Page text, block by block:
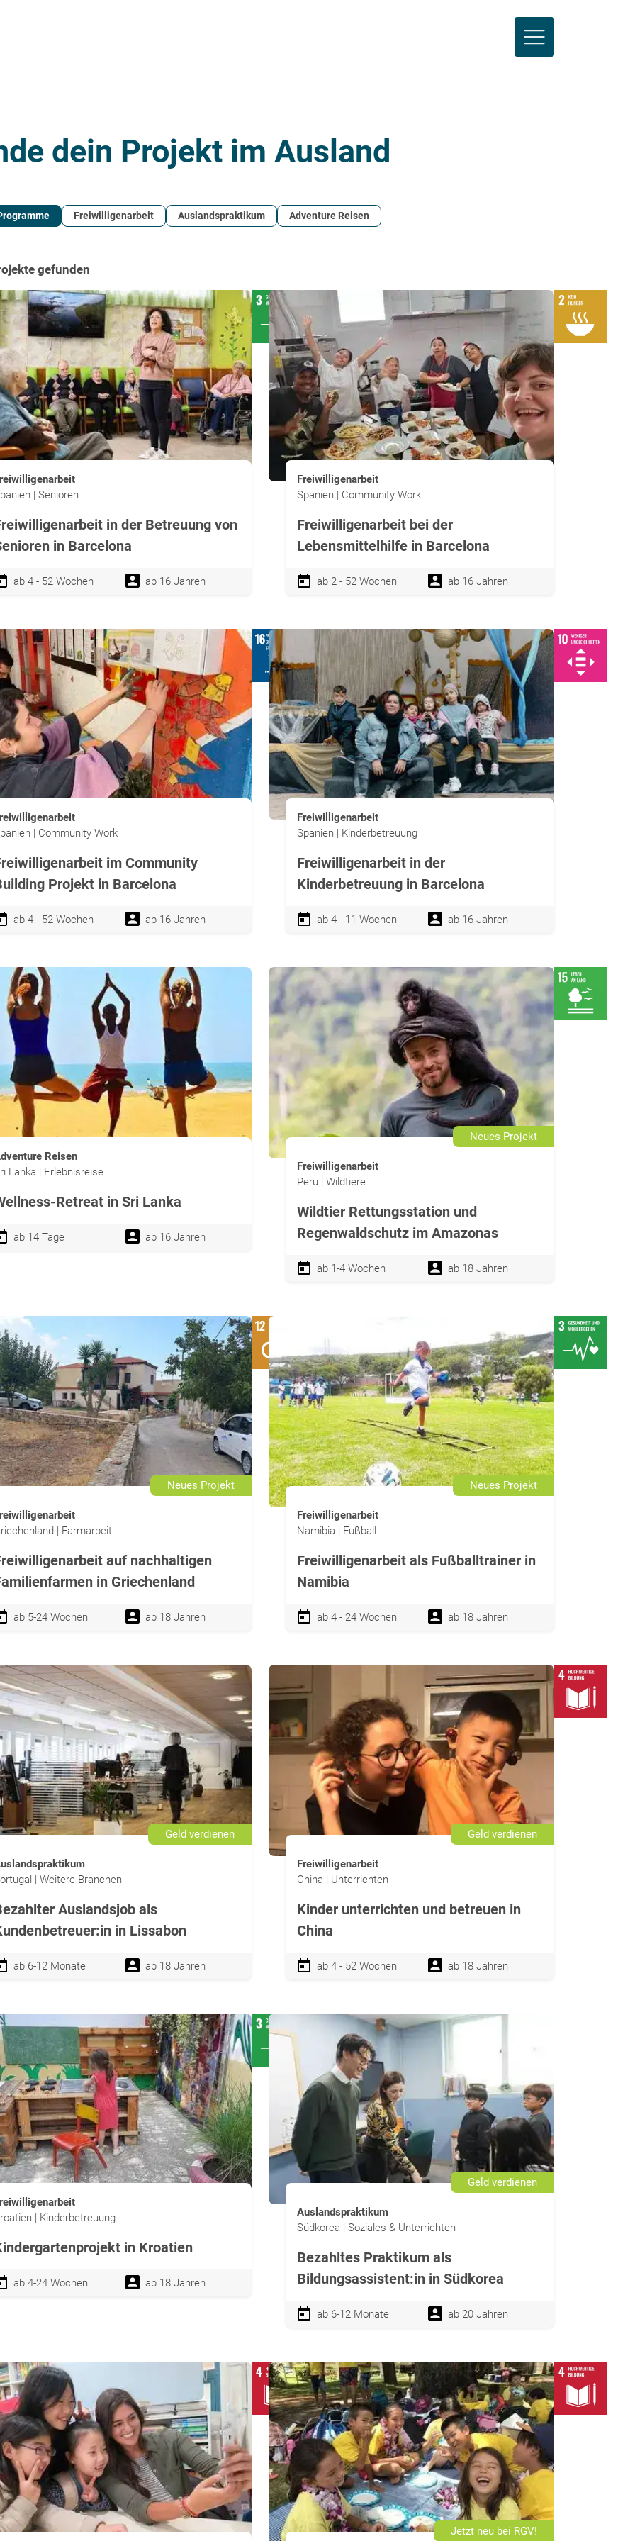
dein Projekt im Ausland
Freiwilligenarbeit Auslandspraktikum Adventure Reisen
gefunden
| Senioren
in der Betreuung von
in Barcelona
ab 4 - 52 Wochen ab 16 Jahren
Freiwilligenarbeit
Spanien | Community Work
Freiwilligenarbeit bei der
Lebensmittelhilfe in Barcelona
ab 2 - 52 Wochen ab 16 Jahren
| Community Work
im Community
Projekt in Barcelona
ab 4 - 52 Wochen ab 16 Jahren
Freiwilligenarbeit
Spanien | Kinderbetreuung
Freiwilligenarbeit in der
Kinderbetreuung in Barcelona
ab 4 - 11 Wochen ab 16 Jahren
Reisen
Lanka | Erlebnisreise
Retreat in Sri Lanka
ab 14 Tage ab 16 Jahren
Neues Projekt
Freiwilligenarbeit
Peru | Wildtiere
Wildtier Rettungsstation und
Regenwaldschutz im Amazonas
ab 1-4 Wochen ab 18 Jahren
Neues Projekt
| Farmarbeit
auf nachhaltigen
in Griechenland
ab 5-24 Wochen ab 18 Jahren
Neues Projekt
Freiwilligenarbeit
Namibia | Fußball
Freiwilligenarbeit als Fußballtrainer in
Namibia
ab 4 - 24 Wochen ab 18 Jahren
Geld verdienen
| Weitere Branchen
Auslandsjob als
in Lissabon
ab 6-12 Monate ab 18 Jahren
Geld verdienen
Freiwilligenarbeit
China | Unterrichten
Kinder unterrichten und betreuen in
China
ab 4 - 52 Wochen ab 18 Jahren
| Kinderbetreuung
in Kroatien
ab 4-24 Wochen ab 18 Jahren
Geld verdienen
Auslandspraktikum
Südkorea | Soziales & Unterrichten
Bezahltes Praktikum als
Bildungsassistent:in in Südkorea
ab 6-12 Monate ab 20 Jahren
Jetzt neu bei RGV!